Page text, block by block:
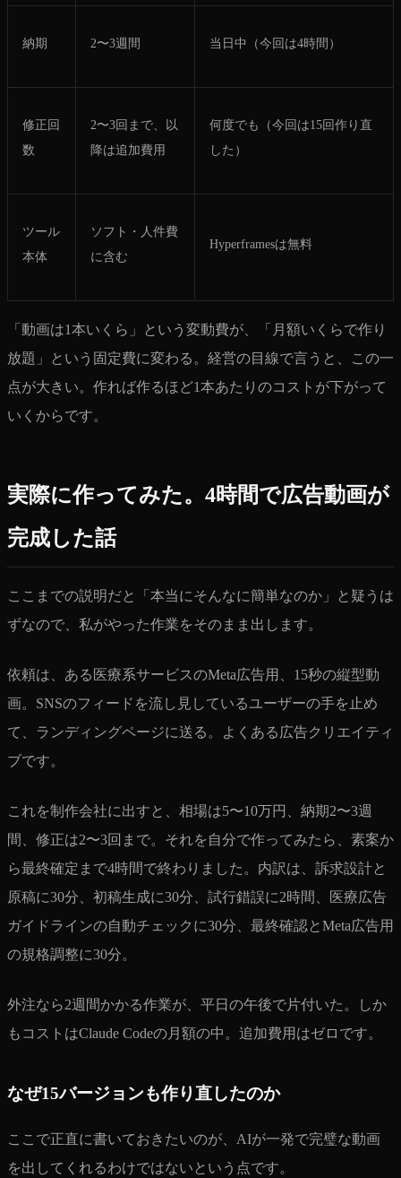
納期 2〜3週間 当日中（今回は4時間）
修正回
数
2〜3回まで、以
降は追加費用
何度でも（今回は15回作り直
した）
ツール
本体
ソフト・人件費
に含む
Hyperframesは無料
「動画は1本いくら」という変動費が、「月額いくらで作り
放題」という固定費に変わる。経営の目線で言うと、この一
点が大きい。作れば作るほど1本あたりのコストが下がって
いくからです。
実際に作ってみた。4時間で広告動画が
完成した話
ここまでの説明だと「本当にそんなに簡単なのか」と疑うは
ずなので、私がやった作業をそのまま出します。
依頼は、ある医療系サービスのMeta広告用、15秒の縦型動
画。SNSのフィードを流し見しているユーザーの手を止め
て、ランディングページに送る。よくある広告クリエイティ
ブです。
これを制作会社に出すと、相場は5〜10万円、納期2〜3週
間、修正は2〜3回まで。それを自分で作ってみたら、素案か
ら最終確定まで4時間で終わりました。内訳は、訴求設計と
原稿に30分、初稿生成に30分、試行錯誤に2時間、医療広告
ガイドラインの自動チェックに30分、最終確認とMeta広告用
の規格調整に30分。
外注なら2週間かかる作業が、平日の午後で片付いた。しか
もコストはClaude Codeの月額の中。追加費用はゼロです。
なぜ15バージョンも作り直したのか
ここで正直に書いておきたいのが、AIが一発で完璧な動画
を出してくれるわけではないという点です。